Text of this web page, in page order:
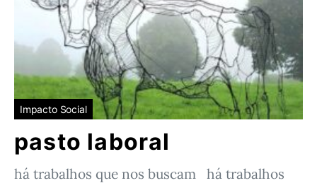
Impacto Social
pasto laboral
há trabalhos que nos buscam há trabalhos